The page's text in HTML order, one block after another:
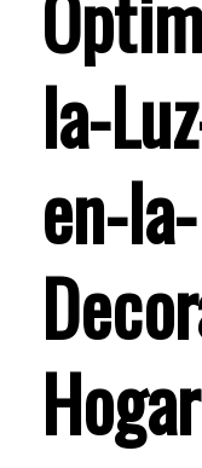
la-
en-la-
Hogar